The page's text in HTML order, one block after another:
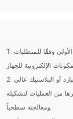
1. التصميم والبحث والتطوير: تأكيد تطوير النموذج الأولي وفقًا للمتطلبات
2. تصنيع الهيكل: يُصنع الهيكل من الفولاذ المدلفن على البارد أو البلاستيك عالي
من العمليات لتشكيله
ومعالجته سطحياً.